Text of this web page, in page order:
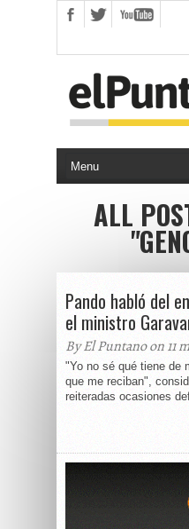
ALL
Pando habló del
el ministro
By El Puntano on 11
"Yo no sé qué tiene de
que me reciban",
reiteradas ocasiones